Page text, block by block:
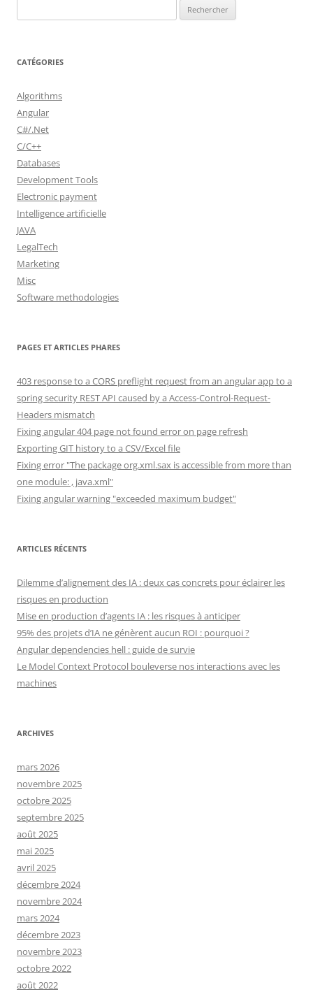
CATÉGORIES
Algorithms
Angular
C#/.Net
C/C++
Databases
Development Tools
Electronic payment
Intelligence artificielle
JAVA
LegalTech
Marketing
Misc
Software methodologies
PAGES ET ARTICLES PHARES
403 response to a CORS preflight request from an angular app to a
spring security REST API caused by a Access-Control-Request-
Headers mismatch
Fixing angular 404 page not found error on page refresh
Exporting GIT history to a CSV/Excel file
Fixing error "The package org.xml.sax is accessible from more than
one module: , java.xml"
Fixing angular warning "exceeded maximum budget"
ARTICLES RÉCENTS
Dilemme d’alignement des IA : deux cas concrets pour éclairer les
risques en production
Mise en production d’agents IA : les risques à anticiper
95% des projets d’IA ne génèrent aucun ROI : pourquoi ?
Angular dependencies hell : guide de survie
Le Model Context Protocol bouleverse nos interactions avec les
machines
ARCHIVES
mars 2026
novembre 2025
octobre 2025
septembre 2025
août 2025
mai 2025
avril 2025
décembre 2024
novembre 2024
mars 2024
décembre 2023
novembre 2023
octobre 2022
août 2022